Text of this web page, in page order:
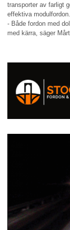
transporter av farligt
effektiva modulfordon.
- Både fordon med
med kärra, säger